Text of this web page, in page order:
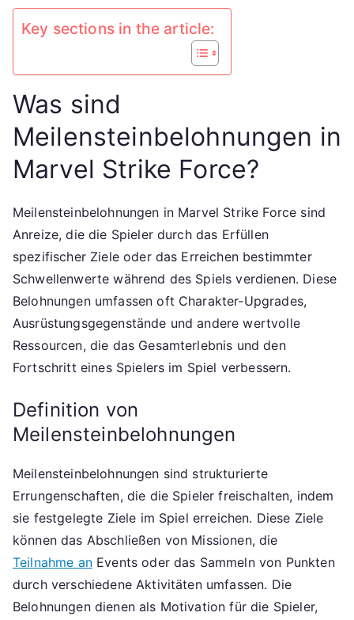
Key sections in the article:
Was sind
Meilensteinbelohnungen in
Marvel Strike Force?
Meilensteinbelohnungen in Marvel Strike Force sind
Anreize, die die Spieler durch das Erfüllen
spezifischer Ziele oder das Erreichen bestimmter
Schwellenwerte während des Spiels verdienen. Diese
Belohnungen umfassen oft Charakter-Upgrades,
Ausrüstungsgegenstände und andere wertvolle
Ressourcen, die das Gesamterlebnis und den
Fortschritt eines Spielers im Spiel verbessern.
Definition von
Meilensteinbelohnungen
Meilensteinbelohnungen sind strukturierte
Errungenschaften, die die Spieler freischalten, indem
sie festgelegte Ziele im Spiel erreichen. Diese Ziele
können das Abschließen von Missionen, die
Teilnahme anEvents oder das Sammeln von Punkten
durch verschiedene Aktivitäten umfassen. Die
Belohnungen dienen als Motivation für die Spieler,